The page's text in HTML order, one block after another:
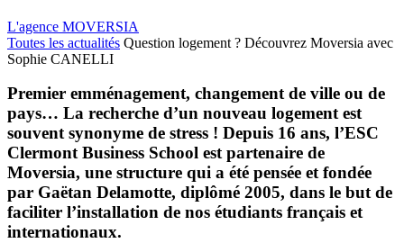
L'agence MOVERSIA
Toutes les actualités Question logement ? Découvrez Moversia avec
Sophie CANELLI
Premier emménagement, changement de ville ou de
pays… La recherche d’un nouveau logement est
souvent synonyme de stress ! Depuis 16 ans, l’ESC
Clermont Business School est partenaire de
Moversia, une structure qui a été pensée et fondée
par Gaëtan Delamotte, diplômé 2005, dans le but de
faciliter l’installation de nos étudiants français et
internationaux.